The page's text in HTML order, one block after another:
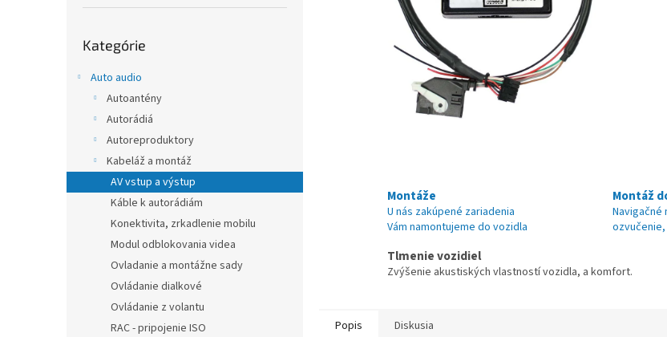
kategórie
Kategórie
Auto audio
Autoantény
Autorádiá
Autoreproduktory
Kabeláž a montáž
AV vstup a výstup
Káble k autorádiám
Konektivita, zrkadlenie mobilu
Modul odblokovania videa
Ovladanie a montážne sady
Ovládanie dialkové
Ovládanie z volantu
RAC - pripojenie ISO
Montáže
U nás zakúpené zariadenia
Vám namontujeme do vozidla
Montáž
Navigačné
Tlmenie vozidiel
Zvýšenie akustiských vlastností vozidla, a komfort.
Popis Diskusia